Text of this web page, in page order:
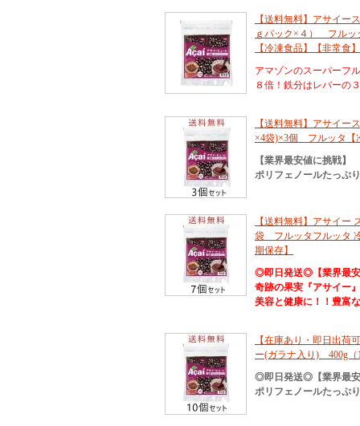
【送料無料】アサイー
ｇパック×４） フルッ
【冷凍食品】【非常食
アマゾンのスーパーフ
８倍！鉄分はレバーの
【送料無料】アサイー
×4袋)×3個 フルッタ【
【業界最安値に挑戦】
ポリフェノールたっぷ
【送料無料】アサイー
袋 フルッタフルッタ
期保存】
◎即日発送◎【業界最
奇跡の果実『アサイー
美容と健康に！！豊富
【在庫あり・即日出荷
ー(ガラナ入り) 400g
◎即日発送◎【業界最
ポリフェノールたっぷ